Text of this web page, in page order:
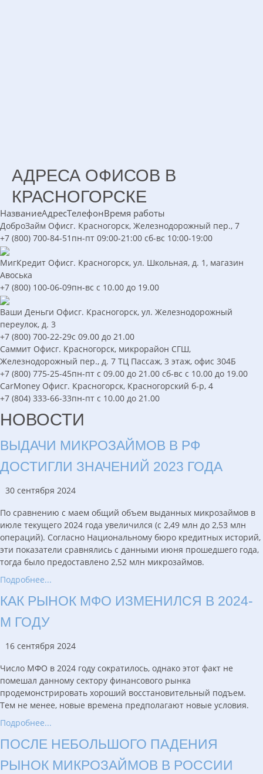
АДРЕСА ОФИСОВ В
КРАСНОГОРСКЕ
НазваниеАдресТелефонВремя работы
ДоброЗайм Офисг. Красногорск, Железнодорожный пер., 7
+7 (800) 700-84-51 пн-пт 09:00-21:00 сб-вс 10:00-19:00
МигКредит Офисг. Красногорск, ул. Школьная, д. 1, магазин
Авоська
+7 (800) 100-06-09пн-вс с 10.00 до 19.00
Ваши Деньги Офисг. Красногорск, ул. Железнодорожный
переулок, д. 3
+7 (800) 700-22-29с 09.00 до 21.00
Саммит Офисг. Красногорск, микрорайон СГШ,
Железнодорожный пер., д. 7 ТЦ Пассаж, 3 этаж, офис 304Б
+7 (800) 775-25-45пн-пт с 09.00 до 21.00 сб-вс с 10.00 до 19.00
CarMoney Офисг. Красногорск, Красногорский б-р, 4
+7 (804) 333-66-33пн-пт с 10.00 до 21.00
НОВОСТИ
ВЫДАЧИ МИКРОЗАЙМОВ В РФ
ДОСТИГЛИ ЗНАЧЕНИЙ 2023 ГОДА
30 сентября 2024
По сравнению с маем общий объем выданных микрозаймов в
июле текущего 2024 года увеличился (с 2,49 млн до 2,53 млн
операций). Согласно Национальному бюро кредитных историй,
эти показатели сравнялись с данными июня прошедшего года,
тогда было предоставлено 2,52 млн микрозаймов.
Подробнее...
КАК РЫНОК МФО ИЗМЕНИЛСЯ В 2024-
М ГОДУ
16 сентября 2024
Число МФО в 2024 году сократилось, однако этот факт не
помешал данному сектору финансового рынка
продемонстрировать хороший восстановительный подъем.
Тем не менее, новые времена предполагают новые условия.
Подробнее...
ПОСЛЕ НЕБОЛЬШОГО ПАДЕНИЯ
РЫНОК МИКРОЗАЙМОВ В РОССИИ